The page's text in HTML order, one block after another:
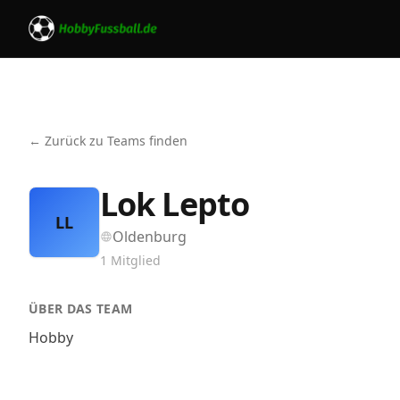
← Zurück zu Teams finden
LL Lok Lepto
Oldenburg
1 Mitglied
ÜBER DAS TEAM
Hobby